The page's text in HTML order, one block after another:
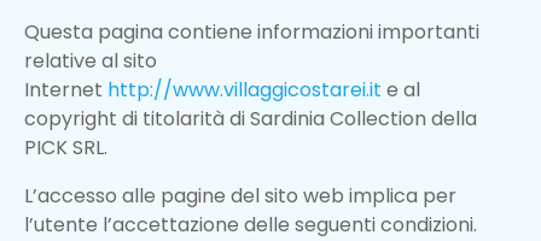
Questa pagina contiene informazioni importanti
relative al sito
Internet http://www.villaggicostarei.it e al
copyright di titolarità di Sardinia Collection della
PICK SRL.
L’accesso alle pagine del sito web implica per
l’utente l’accettazione delle seguenti condizioni.